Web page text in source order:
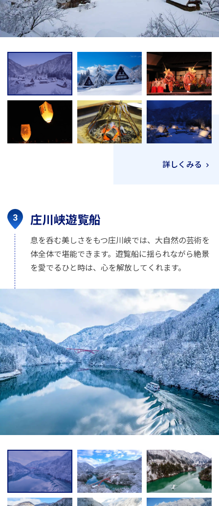
詳しくみる
庄川峡遊覧船
息を呑む美しさをもつ庄川峡では、大自然の芸術を
体全体で堪能できます。遊覧船に揺られながら絶景
を愛でるひと時は、心を解放してくれます。